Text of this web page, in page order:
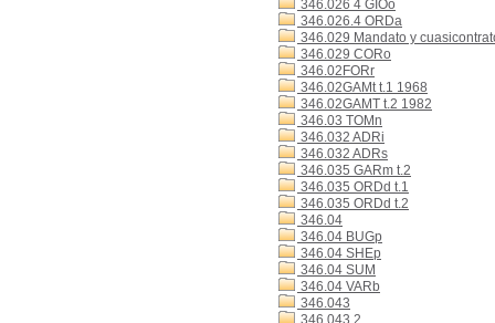
346.026 4 GIOo
346.026.4 ORDa
346.029 Mandato y
346.029 CORo
346.02FORr
346.02GAMt t.1 1968
346.02GAMT t.2 1982
346.03 TOMn
346.032 ADRi
346.032 ADRs
346.035 GARm t.2
346.035 ORDd t.1
346.035 ORDd t.2
346.04
346.04 BUGp
346.04 SHEp
346.04 SUM
346.04 VARb
346.043
346.043 2